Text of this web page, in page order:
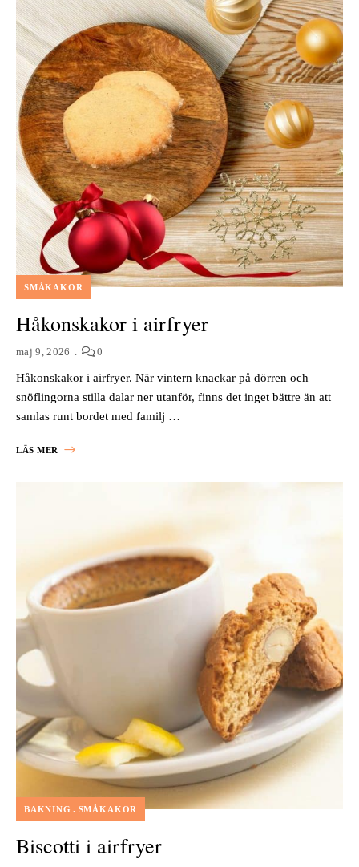
SMÅKAKOR
Håkonskakor i airfryer
maj 9, 2026 0
Håkonskakor i airfryer. När vintern knackar på dörren och
snöflingorna stilla dalar ner utanför, finns det inget bättre än att
samlas runt bordet med familj …
LÄS MER
BAKNING SMÅKAKOR
Biscotti i airfryer